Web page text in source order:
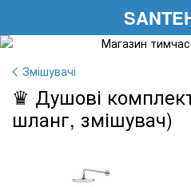
Змішувачі
♛ Душові
шланг, змішувач)